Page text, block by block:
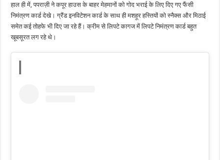
हाल ही में, पपराज़ी ने कपूर हाउस के बाहर मेहमानों को गोद भराई के लिए दिए गए फैंसी
निमंत्रण कार्ड देखे। ग्रैंड इनविटेशन कार्ड के साथ ही मशहूर हस्तियों को स्नैक्स और मिठाई
समेत कई तोहफे भी दिए जा रहे हैं। क्रीम से लिपटे कागज में लिपटे निमंत्रण कार्ड बहुत
खूबसूरत लग रहे थे।